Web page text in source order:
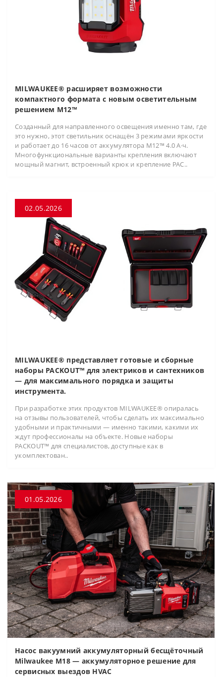
MILWAUKEE® расширяет возможности
компактного формата с новым осветительным
решением M12™
Созданный для направленного освещения именно там, где
это нужно, этот светильник оснащён 3 режимами яркости
и работает до 16 часов от аккумулятора M12™ 4.0 А·ч.
Многофункциональные варианты крепления включают
мощный магнит, встроенный крюк и крепление PAC..
02.05.2026
MILWAUKEE® представляет готовые и сборные
наборы PACKOUT™ для электриков и сантехников
— для максимального порядка и защиты
инструмента.
При разработке этих продуктов MILWAUKEE® опиралась
на отзывы пользователей, чтобы сделать их максимально
удобными и практичными — именно такими, какими их
ждут профессионалы на объекте. Новые наборы
PACKOUT™ для специалистов, доступные как в
укомплектован..
01.05.2026
Насос вакуумний аккумуляторный бесщёточный
Milwaukee M18 — аккумуляторное решение для
сервисных выездов HVAC